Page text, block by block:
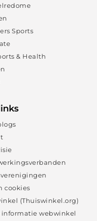
Sports
& Health
cookies
(Thuiswinkel.org)
informatie webwinkel